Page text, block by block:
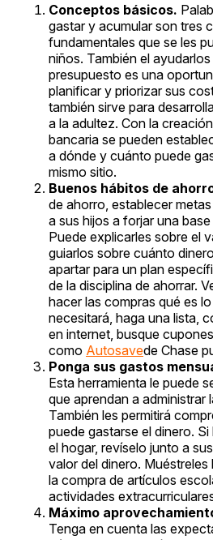
Conceptos básicos.
gastar y acumular son tres
fundamentales que se les
niños. También el
presupuesto es una
planificar y priorizar sus
también sirve para
a la adultez. Con la
bancaria se pueden
a dónde y cuánto puede
mismo sitio.
Buenos hábitos de
de ahorro, establecer
a sus hijos a forjar una
Puede explicarles sobre el
guiarlos sobre cuánto
apartar para un plan
de la disciplina de ahorrar.
hacer las compras qué es
necesitará, haga una lista,
en internet, busque
como Autosavede Chase
Ponga sus gastos
Esta herramienta le puede
que aprendan a administrar
También les permitirá
puede gastarse el dinero.
el hogar, revíselo junto a
valor del dinero.
la compra de artículos
actividades
Máximo
Tenga en cuenta las